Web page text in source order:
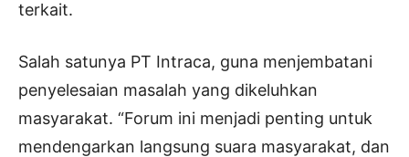
terkait.
Salah satunya PT Intraca, guna menjembatani
penyelesaian masalah yang dikeluhkan
masyarakat. “Forum ini menjadi penting untuk
mendengarkan langsung suara masyarakat, dan